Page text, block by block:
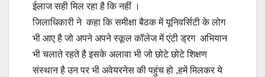
ईलाज सही मिल रहा है कि नहीं ।
जिलाधिकारी ने कहा कि समीक्षा बैठक में यूनिवर्सिटी के लोग
भी आए है जो अपने अपने स्कूल कॉलेज में एंटी ड्रग अभियान
भी चलाते रहते है इसके अलावा भी जो छोटे छोटे शिक्षण
संस्थान है उन पर भी अवेयरनेस की पहुंच हो ,हमें मिलकर ये